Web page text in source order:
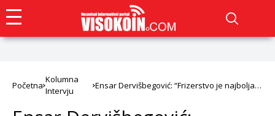
Početna
Kolumna
Intervju
Ensar Dervišbegović: “Frizerstvo je najbolja